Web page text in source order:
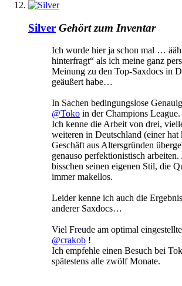
Silver Gehört zum Inventar
Ich wurde hier ja schon mal …
hinterfragt“ als ich meine ganz
Meinung zu den Top-Saxdocs in
geäußert habe…
In Sachen bedingungslose
@Toko in der Champions League.
Ich kenne die Arbeit von drei,
weiteren in Deutschland (einer hat
Geschäft aus Altersgründen
genauso perfektionistisch arbeiten.
bisschen seinen eigenen Stil, die
immer makellos.
Leider kenne ich auch die
anderer Saxdocs…
Viel Freude am optimal
@crakob !
Ich empfehle einen Besuch bei
spätestens alle zwölf Monate.